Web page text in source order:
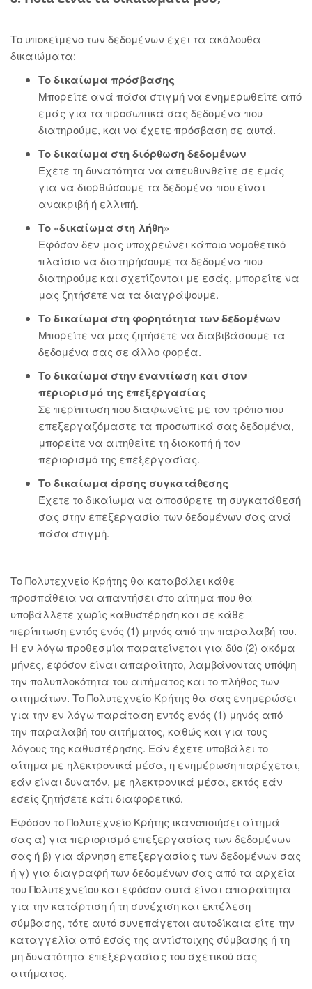
Το υποκείμενο των δεδομένων έχει τα ακόλουθα
δικαιώματα:
Το δικαίωμα πρόσβασης
Μπορείτε ανά πάσα στιγμή να ενημερωθείτε από
εμάς για τα προσωπικά σας δεδομένα που
διατηρούμε, και να έχετε πρόσβαση σε αυτά.
Το δικαίωμα στη διόρθωση δεδομένων
Έχετε τη δυνατότητα να απευθυνθείτε σε εμάς
για να διορθώσουμε τα δεδομένα που είναι
ανακριβή ή ελλιπή.
Το «δικαίωμα στη λήθη»
Εφόσον δεν μας υποχρεώνει κάποιο νομοθετικό
πλαίσιο να διατηρήσουμε τα δεδομένα που
διατηρούμε και σχετίζονται με εσάς, μπορείτε να
μας ζητήσετε να τα διαγράψουμε.
Το δικαίωμα στη φορητότητα των δεδομένων
Μπορείτε να μας ζητήσετε να διαβιβάσουμε τα
δεδομένα σας σε άλλο φορέα.
Το δικαίωμα στην εναντίωση και στον
περιορισμό της επεξεργασίας
Σε περίπτωση που διαφωνείτε με τον τρόπο που
επεξεργαζόμαστε τα προσωπικά σας δεδομένα,
μπορείτε να αιτηθείτε τη διακοπή ή τον
περιορισμό της επεξεργασίας.
Το δικαίωμα άρσης συγκατάθεσης
Έχετε το δικαίωμα να αποσύρετε τη συγκατάθεσή
σας στην επεξεργασία των δεδομένων σας ανά
πάσα στιγμή.
Το Πολυτεχνείο Κρήτης θα καταβάλει κάθε
προσπάθεια να απαντήσει στο αίτημα που θα
υποβάλλετε χωρίς καθυστέρηση και σε κάθε
περίπτωση εντός ενός (1) μηνός από την παραλαβή του.
Η εν λόγω προθεσμία παρατείνεται για δύο (2) ακόμα
μήνες, εφόσον είναι απαραίτητο, λαμβάνοντας υπόψη
την πολυπλοκότητα του αιτήματος και το πλήθος των
αιτημάτων. Το Πολυτεχνείο Κρήτης θα σας ενημερώσει
για την εν λόγω παράταση εντός ενός (1) μηνός από
την παραλαβή του αιτήματος, καθώς και για τους
λόγους της καθυστέρησης. Εάν έχετε υποβάλει το
αίτημα με ηλεκτρονικά μέσα, η ενημέρωση παρέχεται,
εάν είναι δυνατόν, με ηλεκτρονικά μέσα, εκτός εάν
εσείς ζητήσετε κάτι διαφορετικό.
Εφόσον το Πολυτεχνείο Κρήτης ικανοποιήσει αίτημά
σας α) για περιορισμό επεξεργασίας των δεδομένων
σας ή β) για άρνηση επεξεργασίας των δεδομένων σας
ή γ) για διαγραφή των δεδομένων σας από τα αρχεία
του Πολυτεχνείου και εφόσον αυτά είναι απαραίτητα
για την κατάρτιση ή τη συνέχιση και εκτέλεση
σύμβασης, τότε αυτό συνεπάγεται αυτοδίκαια είτε την
καταγγελία από εσάς της αντίστοιχης σύμβασης ή τη
μη δυνατότητα επεξεργασίας του σχετικού σας
αιτήματος.